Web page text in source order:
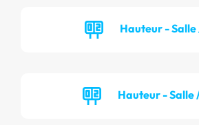
Hauteur - Salle
Hauteur - Salle